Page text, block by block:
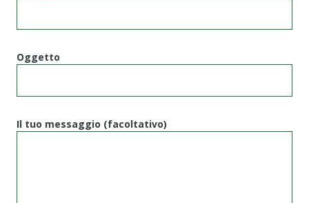
Oggetto
Il tuo messaggio (facoltativo)